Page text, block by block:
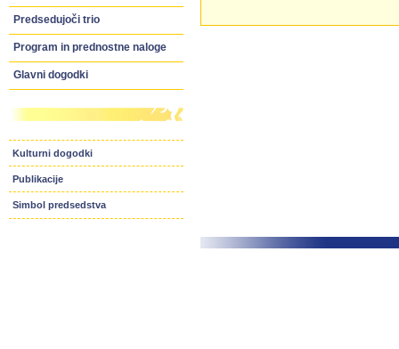
Predsedujoči trio
Program in prednostne naloge
Glavni dogodki
Kulturni dogodki
Publikacije
Simbol predsedstva